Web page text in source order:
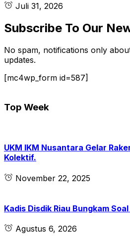
Juli 31, 2026
Subscribe To Our
No spam, notifications only
updates.
[mc4wp_form id=587]
Top Week
UKM IKM Nusantara Gelar
Kolektif.
November 22, 2025
Kadis Disdik Riau Bungkam
Agustus 6, 2026